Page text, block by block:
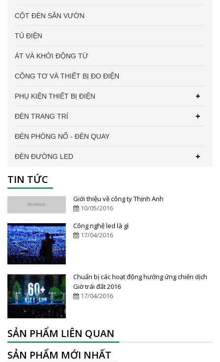
CỘT ĐÈN SÂN VƯỜN
TỦ ĐIỆN
ÁT VÀ KHỞI ĐỘNG TỪ
CÔNG TƠ VÀ THIẾT BỊ ĐO ĐIỆN
PHỤ KIỆN THIẾT BỊ ĐIỆN
ĐÈN TRANG TRÍ
ĐÈN PHÒNG NỔ - ĐÈN QUAY
ĐÈN ĐƯỜNG LED
TIN TỨC
Giới thiệu về công ty Thịnh Anh
10/05/2016
Công nghệ led là gì
17/04/2016
Chuẩn bị các hoạt động hưởng ứng chiến dịch
Giờ trái đất 2016
17/04/2016
SẢN PHẨM LIÊN QUAN
SẢN PHẨM MỚI NHẤT